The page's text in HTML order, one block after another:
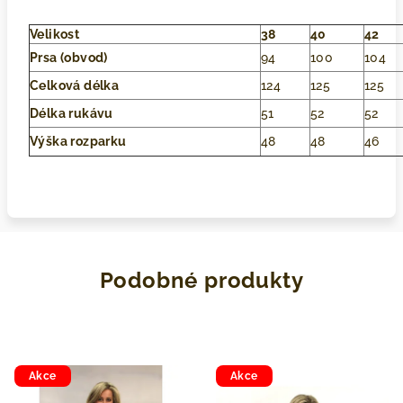
Velikost 38 40
42
Prsa (obvod)
94 100
104
Celková délka
124 125
125
Délka rukávu
51 52
52
Výška rozparku
48 48 46
Podobné produkty
Akce Akce